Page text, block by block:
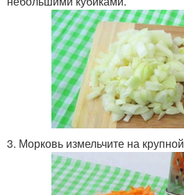
3. Морковь измельчите на